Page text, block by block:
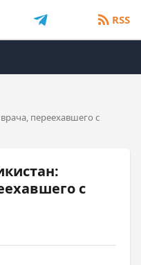
RSS
переехавшего с
с